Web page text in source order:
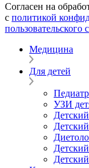
Согласен на
с политикой
пользовательского
Медицина
Для детей
Педиатр
УЗИ